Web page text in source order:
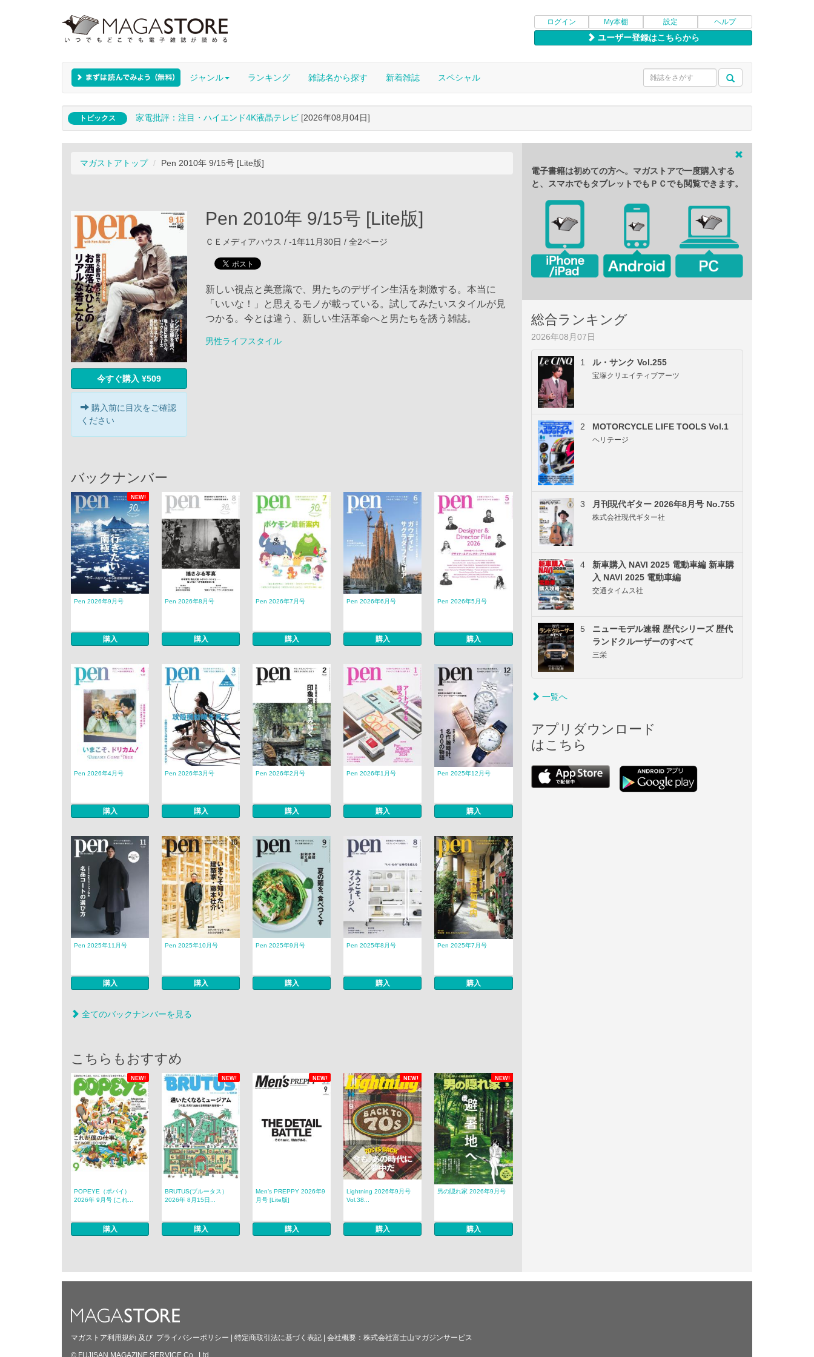
ログイン My本棚 設定 ヘルプ
ユーザー登録はこちらから
ジャンル ランキング 雑誌名から探す 新着雑誌 スペシャル
トピックス 家電批評：注目・ハイエンド4K液晶テレビ [2026年08月04日]
マガストアトップ Pen 2010年 9/15号 [Lite版]
今すぐ購入 ¥509
購入前に目次をご確認
ください
Pen 2010年 9/15号 [Lite版]
ＣＥメディアハウス / -1年11月30日 / 全2ページ
新しい視点と美意識で、男たちのデザイン生活を刺激する。本当に
「いいな！」と思えるモノが載っている。試してみたいスタイルが見
つかる。今とは違う、新しい生活革命へと男たちを誘う雑誌。
男性ライフスタイル
バックナンバー
NEW!
Pen 2026年9月号
購入
Pen 2026年8月号
購入
Pen 2026年7月号
購入
Pen 2026年6月号
購入
Pen 2026年5月号
購入
Pen 2026年4月号
購入
Pen 2026年3月号
購入
Pen 2026年2月号
購入
Pen 2026年1月号
購入
Pen 2025年12月号
購入
Pen 2025年11月号
購入
Pen 2025年10月号
購入
Pen 2025年9月号
購入
Pen 2025年8月号
購入
Pen 2025年7月号
購入
全てのバックナンバーを見る
こちらもおすすめ
NEW! NEW! NEW! NEW! NEW!
POPEYE（ポパイ）
2026年 9月号 [これ...
購入
BRUTUS(ブルータス）
2026年 8月15日...
購入
Men’s PREPPY 2026年9
月号 [Lite版]
購入
Lightning 2026年9月号
Vol.38...
購入
男の隠れ家 2026年9月号
購入
電子書籍は初めての方へ。マガストアで一度購入する
と、スマホでもタブレットでもＰＣでも閲覧できます。
総合ランキング
2026年08月07日
1 ル・サンク Vol.255
宝塚クリエイティブアーツ
2 MOTORCYCLE LIFE TOOLS Vol.1
ヘリテージ
3 月刊現代ギター 2026年8月号 No.755
株式会社現代ギター社
4
新車購入 NAVI 2025 電動車編 新車購
入 NAVI 2025 電動車編
交通タイムス社
5
ニューモデル速報 歴代シリーズ 歴代
ランドクルーザーのすべて
三栄
一覧へ
アプリダウンロード
はこちら
マガストア利用規約 及び プライバシーポリシー | 特定商取引法に基づく表記 | 会社概要： 株式会社富士山マガジンサービス
© FUJISAN MAGAZINE SERVICE Co., Ltd.